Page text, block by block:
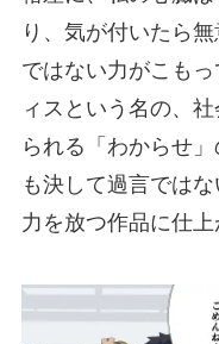
り、気が付いたら
ではない力がこも
ィスという名の、
られる「わからせ
も決して過言では
力を放つ作品に仕上